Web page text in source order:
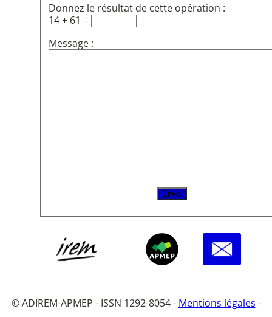
Donnez le résultat de cette opération :
14 + 61 =
Message :
© ADIREM-APMEP - ISSN 1292-8054 - Mentions légales -